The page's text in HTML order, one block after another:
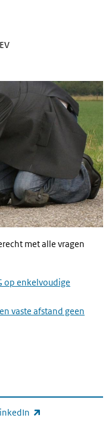
link) met alle vragen
op enkelvoudige
vaste afstand geen
link)